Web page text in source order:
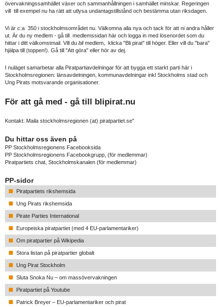
övervakningssamhället växer och sammanhållningen i samhället minskar. Regeringen
vill till exempel nu ha rätt att utlysa undantagstillstånd och bestämma utan riksdagen.
Vi är c:a 350 i stockholmsområdet nu. Välkomna alla nya och tack för att ni andra håller
ut. Är du ny medlem - gå till medlemssidan här och logga in med lösenordet som du
hittar i ditt välkomstmail. Vill du blimedlem, klicka "Bli pirat" till höger. Eller vill du "bara"
hjälpa till (toppen!). Gå till "Att göra" eller hör av dej.
I nuläget samarbetar alla Piratpartiavdelningar för att bygga ett starkt parti här i
Stockholmsregionen: länsavdelningen, kommunavdelningar inkl Stockholms stad och
Ung Pirats motsvarande organisationer.
För att gå med - gå till blipirat.nu
Kontakt: Maila stockholmsregionen (at) piratpartiet.se"
Du hittar oss även på
PP Stockholmsregionens Facebooksida
PP Stockholmsregionens Facebookgrupp , (för medlemmar)
Piratpartiets chat, Stockholmskanalen (för medlemmar)
PP-sidor
Piratpartiets rikshemsida
Ung Pirats rikshemsida
Pirate Parties International
Europeiska piratpartiet (med 4 EU-parlamentariker)
Om piratpartier på Wikipedia
Stora listan på piratpartier globalt
Ung Pirat Stockholm
Sluta Snoka Nu – om massövervakningen
Piratpartiet på Youtube
Patrick Breyer – EU-parlamentariker och pirat